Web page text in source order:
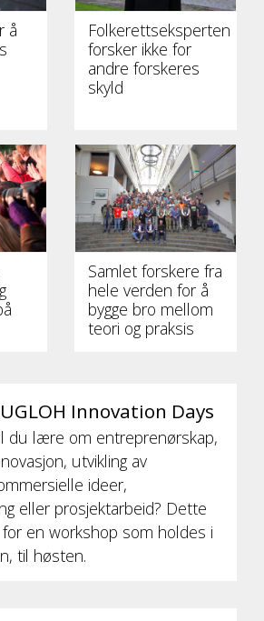
å
Folkerettseksperten
forsker ikke for
andre forskeres
skyld
Samlet forskere fra
hele verden for å
bygge bro mellom
teori og praksis
Innovation Days
du lære om entreprenørskap,
utvikling av
ideer,
eller prosjektarbeid? Dette
en workshop som holdes i
til høsten.